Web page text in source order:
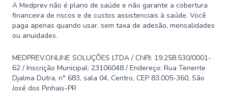
A Medprev não é plano de saúde e não garante a cobertura
financeira de riscos e de custos assistenciais à saúde. Você
paga apenas quando usar, sem taxa de adesão, mensalidades
ou anuidades.
MEDPREV.ONLINE SOLUÇÕES LTDA / CNPJ: 19.258.530/0001-
62 / Inscrição Municipal: 23106048 / Endereço: Rua Tenente
Djalma Dutra, n° 683, sala 04, Centro, CEP 83.005-360, São
José dos Pinhais-PR